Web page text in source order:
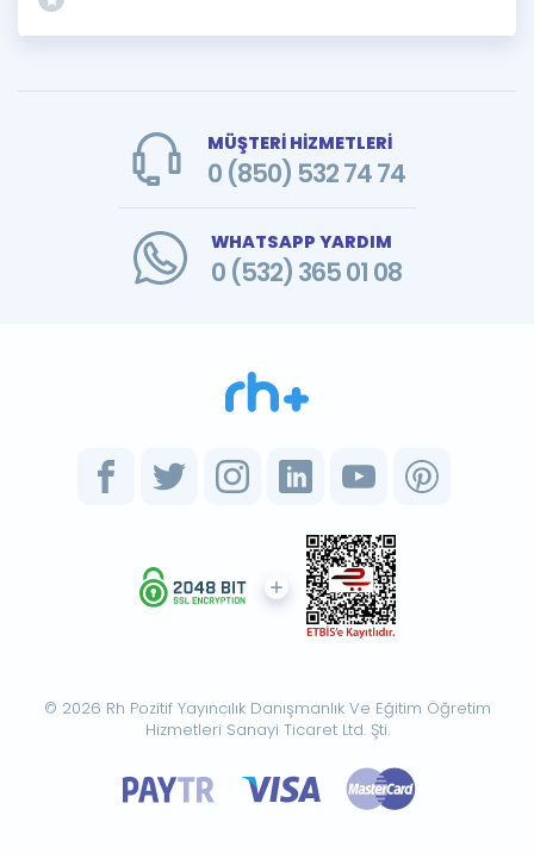
MÜŞTERİ HİZMETLERİ
0 (850) 532 74 74
WHATSAPP YARDIM
0 (532) 365 01 08
© 2026 Rh Pozitif Yayıncılık Danışmanlık Ve Eğitim Öğretim
Hizmetleri Sanayi Ticaret Ltd. Şti.